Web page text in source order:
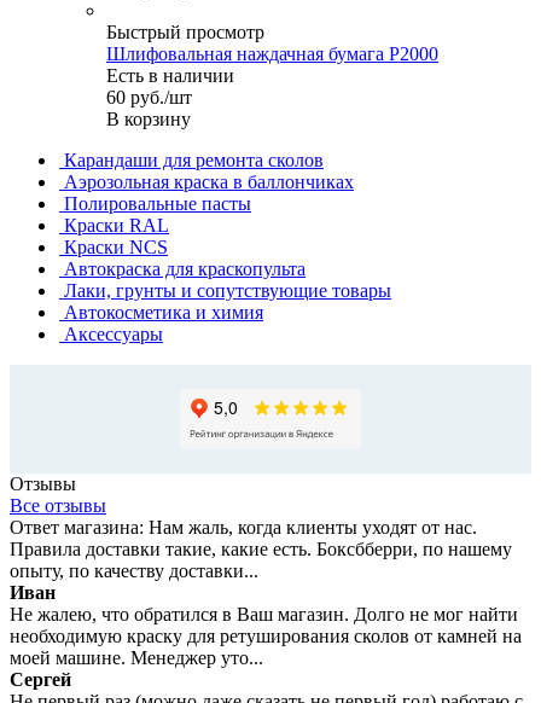
Быстрый просмотр
Шлифовальная наждачная бумага P2000
Есть в наличии
60 руб./шт
В корзину
Карандаши для ремонта сколов
Аэрозольная краска в баллончиках
Полировальные пасты
Краски RAL
Краски NCS
Автокраска для краскопульта
Лаки, грунты и сопутствующие товары
Автокосметика и химия
Аксессуары
Отзывы
Все отзывы
Ответ магазина: Нам жаль, когда клиенты уходят от нас.
Правила доставки такие, какие есть. Боксбберри, по нашему
опыту, по качеству доставки...
Иван
Не жалею, что обратился в Ваш магазин. Долго не мог найти
необходимую краску для ретуширования сколов от камней на
моей машине. Менеджер уто...
Сергей